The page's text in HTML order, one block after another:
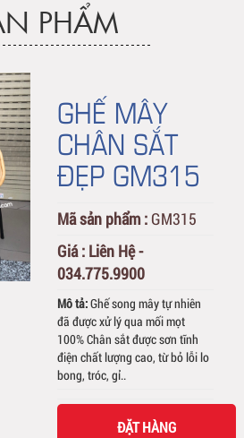
PHẨM
GHẾ MÂY
CHÂN SẮT
ĐẸP GM315
Mã sản phẩm : GM315
Giá : Liên Hệ -
034.775.9900
Mô tả:Ghế song mây tự nhiên
đã được xử lý qua mối mọt
100% Chân sắt được sơn tĩnh
điện chất lượng cao, từ bỏ lỗi lo
bong, tróc, gỉ..
ĐẶT HÀNG